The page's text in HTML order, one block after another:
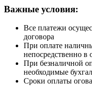
Важные условия:
Все платежи
договора
При оплате
непосредственно в
При безналичной
необходимые
Сроки оплаты